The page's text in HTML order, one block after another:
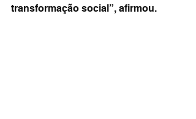
transformação social”, afirmou.